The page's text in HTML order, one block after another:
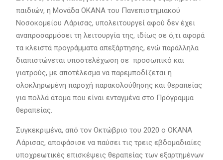
παιδιών, η Μονάδα ΟΚΑΝΑ του Πανεπιστημιακού
Νοσοκομείου Λάρισας, υπολειτουργεί αφού δεν έχει
αναπροσαρμόσει τη λειτουργία της, ιδίως σε ό,τι αφορά
τα κλειστά προγράμματα απεξάρτησης, ενώ παράλληλα
διαπιστώνεται υποστελέχωση σε προσωπικό και
γιατρούς, με αποτέλεσμα να παρεμποδίζεται η
ολοκληρωμένη παροχή παρακολούθησης και θεραπείας
για πολλά άτομα που είναι ενταγμένα στο Πρόγραμμα
θεραπείας.
Συγκεκριμένα, από τον Οκτώβριο του 2020 ο ΟΚΑΝΑ
Λάρισας, αποφάσισε να παύσει τις τρεις εβδομαδιαίες
υποχρεωτικές επισκέψεις θεραπείας των εξαρτημένων